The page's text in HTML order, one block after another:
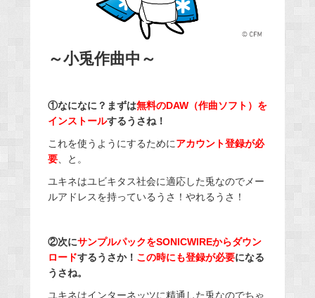
～小兎作曲中～
①なになに？まずは無料のDAW（作曲ソフト）を
インストールするうさね！
これを使うようにするためにアカウント登録が必
要、と。
ユキネはユビキタス社会に適応した兎なのでメー
ルアドレスを持っているうさ！やれるうさ！
②次にサンプルパックをSONICWIREからダウン
ロードするうさか！ この時にも登録が必要になる
うさね。
ユキネはインターネッツに精通した兎なのでちゃ